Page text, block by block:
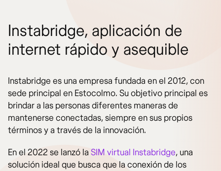
Instabridge, aplicación de
internet rápido y asequible
Instabridge es una empresa fundada en el 2012, con
sede principal en Estocolmo. Su objetivo principal es
brindar a las personas diferentes maneras de
mantenerse conectadas, siempre en sus propios
términos y a través de la innovación.
En el 2022 se lanzó la SIM virtual Instabridge, una
solución ideal que busca que la conexión de los